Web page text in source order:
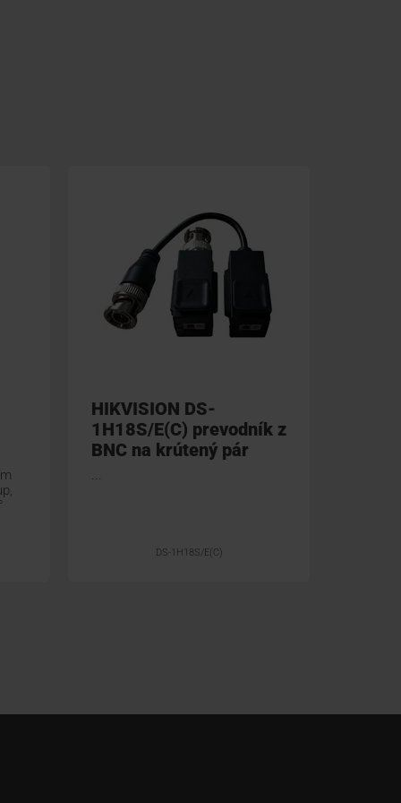
HIKVISION DS-
1H18S/E(C) prevodník z
BNC na krútený pár
...
DS-1H18S/E(C)